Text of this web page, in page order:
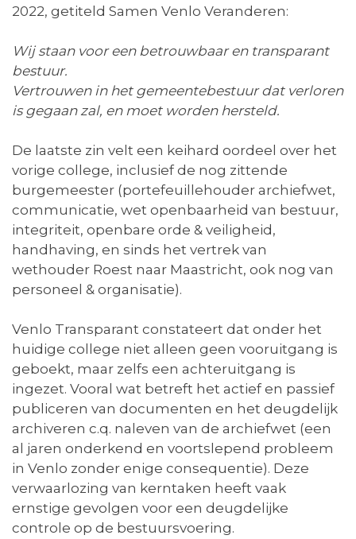
2022, getiteld Samen Venlo Veranderen:
Wij staan voor een betrouwbaar en transparant
bestuur.
Vertrouwen in het gemeentebestuur dat verloren
is gegaan zal, en moet worden hersteld.
De laatste zin velt een keihard oordeel over het
vorige college, inclusief de nog zittende
burgemeester (portefeuillehouder archiefwet,
communicatie, wet openbaarheid van bestuur,
integriteit, openbare orde & veiligheid,
handhaving, en sinds het vertrek van
wethouder Roest naar Maastricht, ook nog van
personeel & organisatie).
Venlo Transparant constateert dat onder het
huidige college niet alleen geen vooruitgang is
geboekt, maar zelfs een achteruitgang is
ingezet. Vooral wat betreft het actief en passief
publiceren van documenten en het deugdelijk
archiveren c.q. naleven van de archiefwet (een
al jaren onderkend en voortslepend probleem
in Venlo zonder enige consequentie). Deze
verwaarlozing van kerntaken heeft vaak
ernstige gevolgen voor een deugdelijke
controle op de bestuursvoering.